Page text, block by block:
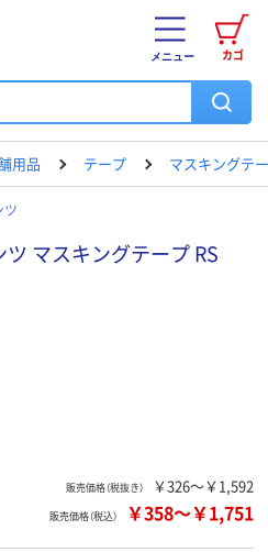
カゴ
メニュー
用品 テープ マスキングテ
ツ
マスキングテープ RS
販売価格（税抜き） ￥326～￥1,592
販売価格（税込） ￥358～￥1,751